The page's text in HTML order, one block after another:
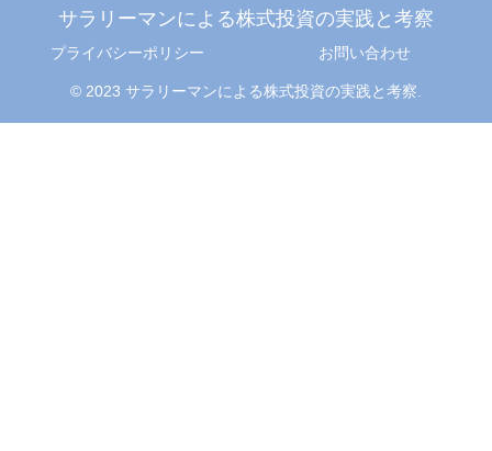
サラリーマンによる株式投資の実践と考察
プライバシーポリシー お問い合わせ
© 2023 サラリーマンによる株式投資の実践と考察.